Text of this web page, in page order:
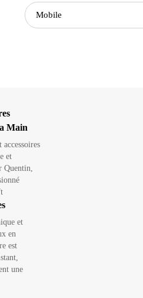
Recherche
pour:
Main
et
Quentin,
et
en
est
une